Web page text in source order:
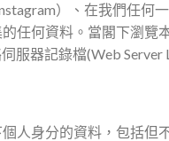
）、在我們任何
任何資料。當閣下瀏
服器記錄檔(Web
人身分的資料，包括